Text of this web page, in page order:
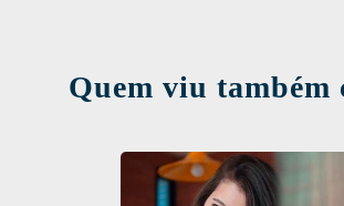
Quem viu também